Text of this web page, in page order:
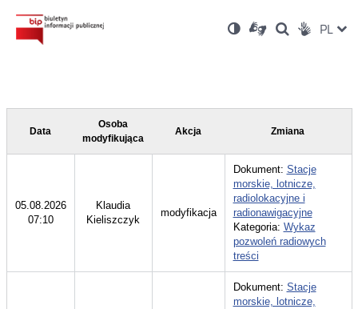
Ustawienia
Wersja
kontrastowa
Dla
niesłyszących
OtwórzOtwórz
w
Otwórz
w
Social PL
Data
Osoba
modyfikująca
Akcja Zmiana
05.08.2026
07:10
Klaudia
Kieliszczyk
modyfikacja
Dokument: Stacje
morskie, lotnicze,
radiolokacyjne i
radionawigacyjne
Kategoria: Wykaz
pozwoleń radiowych
treści
Dokument: Stacje
morskie, lotnicze,